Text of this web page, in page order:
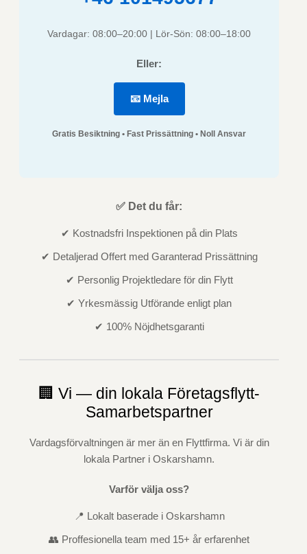
Vardagar: 08:00–20:00 | Lör-Sön: 08:00–18:00
Eller:
📧 Mejla
Gratis Besiktning • Fast Prissättning • Noll Ansvar
✅ Det du får:
✔ Kostnadsfri Inspektionen på din Plats
✔ Detaljerad Offert med Garanterad Prissättning
✔ Personlig Projektledare för din Flytt
✔ Yrkesmässig Utförande enligt plan
✔ 100% Nöjdhetsgaranti
🏢 Vi — din lokala Företagsflytt-
Samarbetspartner
Vardagsförvaltningen är mer än en Flyttfirma. Vi är din
lokala Partner i Oskarshamn.
Varför välja oss?
📍 Lokalt baserade i Oskarshamn
👥 Proffesionella team med 15+ år erfarenhet